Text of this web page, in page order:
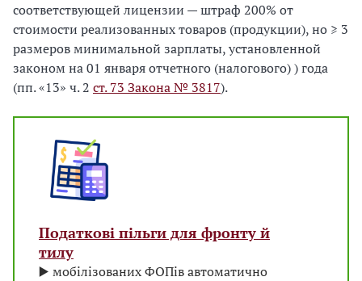
соответствующей лицензии — штраф 200% от
стоимости реализованных товаров (продукции), но ≥ 3
размеров минимальной зарплаты, установленной
законом на 01 января отчетного (налогового) ) года
(пп. «13» ч. 2 ст. 73 Закона № 3817).
Податкові пільги для фронту й
тилу
▶️ мобілізованих ФОПів автоматично